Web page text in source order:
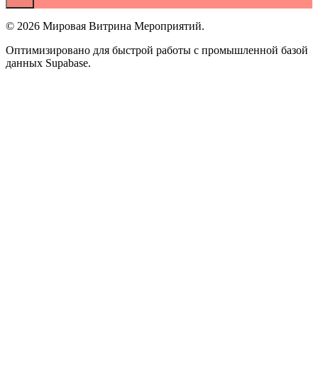
© 2026 Мировая Витрина Мероприятий.
Оптимизировано для быстрой работы с промышленной базой
данных Supabase.